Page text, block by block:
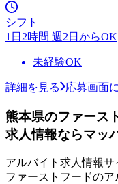
シフト
1日2時間 週2日からOK
未経験OK
詳細を見る 応募画面
熊本県のファース
求人情報ならマッ
アルバイト求人情報
ファーストフードの